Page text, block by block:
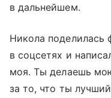
в дальнейшем.
Никола поделилась
в соцсетях и
моя. Ты делаешь
за то, что ты